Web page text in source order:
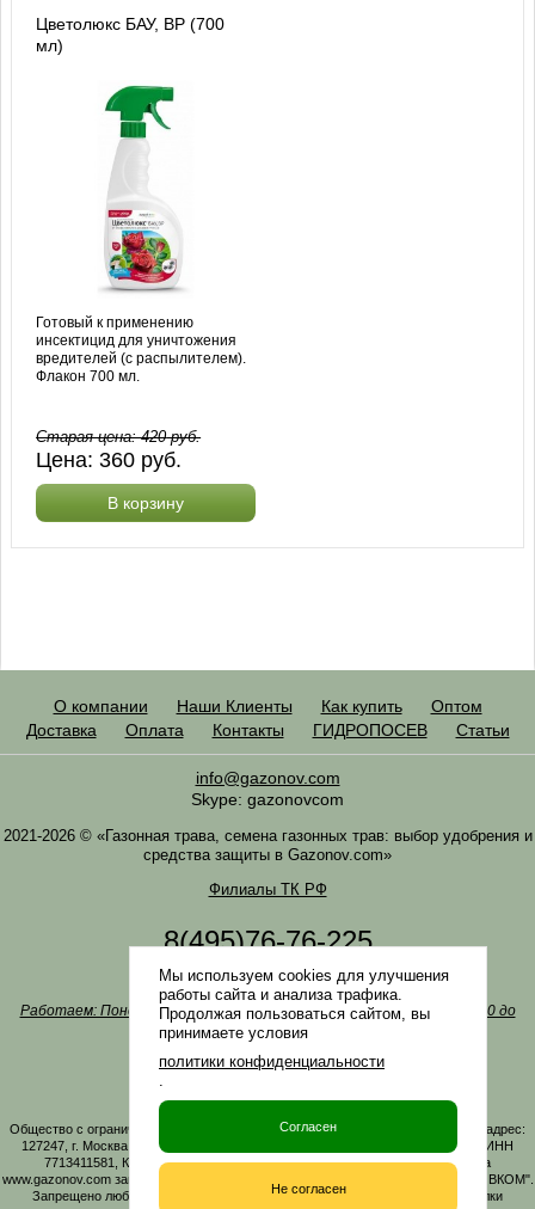
Цветолюкс БАУ, ВР (700
мл)
Готовый к применению
инсектицид для уничтожения
вредителей (с распылителем).
Флакон 700 мл.
Старая цена:420руб.
Цена:360 руб.
В корзину
О компании Наши Клиенты Как купить
Оптом
Доставка
Оплата Контакты ГИДРОПОСЕВ Статьи
info@gazonov.com
Skype: gazonovcom
2021-2026 © «Газонная трава, семена газонных трав: выбор удобрения и
средства защиты в Gazonov.com»
Филиалы ТК РФ
8(495)76-76-225
8(985)76-76-335
Наша почтаinfo@gazonov.com
Работаем: Понедельник-четверг с 10:00 до 18:00, пятница - с 10:00 до
17:00
Наши награды и письма
Политика конфиденциальности
Заказать обратный звонок
Общество с ограниченной ответственностью «ГАЗОНОВКОМ» Юридический адрес:
127247, г. Москва, Дмитровское ш., д. 100, стр. 2, этаж 01, помещение 3106 ИНН
7713411581, КПП 771301001 ОГРН 1167746161219. Все материалы сайта
www.gazonov.com защищены авторским правом и принадлежат ООО "ГАЗОНОВКОМ".
Запрещено любое копирование материалов сайта без активной гиперссылки
Мы используем cookies для улучшения
работы сайта и анализа трафика.
Продолжая пользоваться сайтом, вы
принимаете условия
политики конфиденциальности
.
Согласен
Не согласен